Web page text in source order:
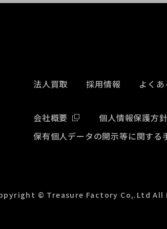
法人買取 採用情報 よく
会社概要 個人情報保護方針
保有個人データの開示等に関する
© Treasure Factory Co,.Ltd All